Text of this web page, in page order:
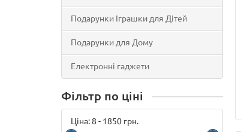
Подарунки Іграшки для Дітей
Подарунки для Дому
Електронні гаджети
Фільтр по ціні
Ціна:8 - 1850 грн.